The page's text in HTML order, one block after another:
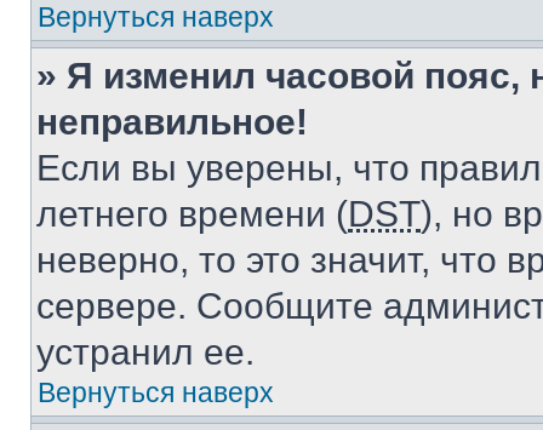
Вернуться наверх
» Я изменил часовой пояс,
неправильное!
Если вы уверены, что
летнего времени (DST), но
неверно, то это значит, что
сервере. Сообщите
устранил ее.
Вернуться наверх